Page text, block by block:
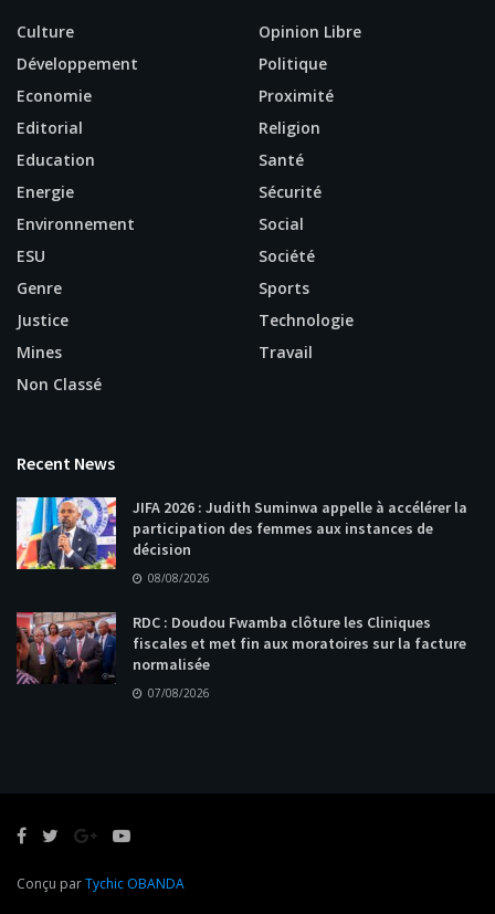
Culture
Développement
Economie
Editorial
Education
Energie
Environnement
ESU
Genre
Justice
Mines
Non Classé
Opinion Libre
Politique
Proximité
Religion
Santé
Sécurité
Social
Société
Sports
Technologie
Travail
Recent News
JIFA 2026 : Judith Suminwa appelle à accélérer la
participation des femmes aux instances de
décision
08/08/2026
RDC : Doudou Fwamba clôture les Cliniques
fiscales et met fin aux moratoires sur la facture
normalisée
07/08/2026
Conçu parTychic OBANDA